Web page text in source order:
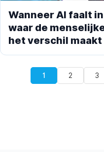
Wanneer AI faalt
waar de
het verschil maakt
1 2 3